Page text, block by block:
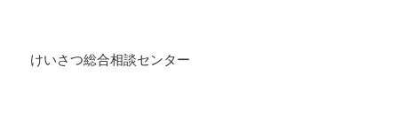
けいさつ総合相談センター